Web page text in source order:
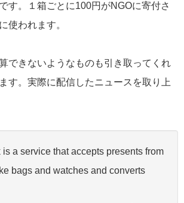
す。１箱ごとに100円がNGOに寄付さ
使われます。
できないようなものも引き取ってくれ
す。実際に配信したニュースを取り上
is a service that accepts presents from
bags and watches and converts